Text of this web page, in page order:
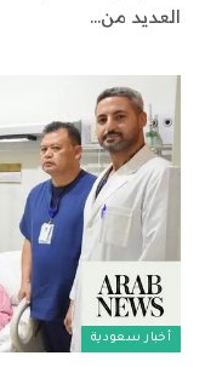
العديد من…
أخبار سعودية